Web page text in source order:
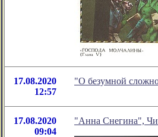
17.08.2020
12:57
"О безумной
17.08.2020
09:04
"Анна Снегина",